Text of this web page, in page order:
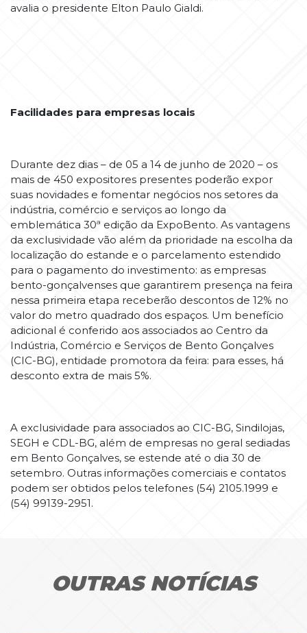
avalia o presidente Elton Paulo Gialdi.
Facilidades para empresas locais
Durante dez dias – de 05 a 14 de junho de 2020 – os
mais de 450 expositores presentes poderão expor
suas novidades e fomentar negócios nos setores da
indústria, comércio e serviços ao longo da
emblemática 30ª edição da ExpoBento. As vantagens
da exclusividade vão além da prioridade na escolha da
localização do estande e o parcelamento estendido
para o pagamento do investimento: as empresas
bento-gonçalvenses que garantirem presença na feira
nessa primeira etapa receberão descontos de 12% no
valor do metro quadrado dos espaços. Um benefício
adicional é conferido aos associados ao Centro da
Indústria, Comércio e Serviços de Bento Gonçalves
(CIC-BG), entidade promotora da feira: para esses, há
desconto extra de mais 5%.
A exclusividade para associados ao CIC-BG, Sindilojas,
SEGH e CDL-BG, além de empresas no geral sediadas
em Bento Gonçalves, se estende até o dia 30 de
setembro. Outras informações comerciais e contatos
podem ser obtidos pelos telefones (54) 2105.1999 e
(54) 99139-2951.
OUTRAS NOTÍCIAS